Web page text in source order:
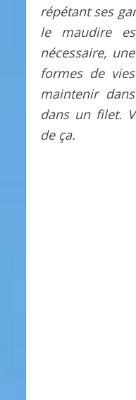
répétant ses
le maudire
nécessaire,
formes de
maintenir
dans un filet.
de ça.